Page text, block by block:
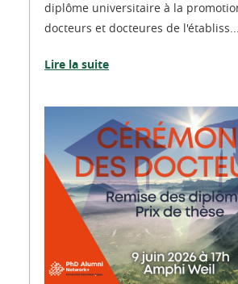
diplôme universitaire à la
docteurs et docteures de l'établiss...
Lire la suite